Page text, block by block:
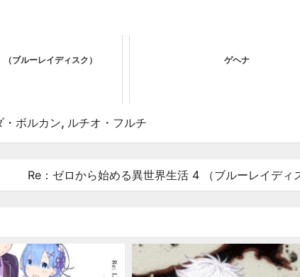
ブルーレイディスク） ゲヘナ
・ボルカン, ルチオ・フルチ
Re：ゼロから始める異世界生活 4 （ブルーレイディ